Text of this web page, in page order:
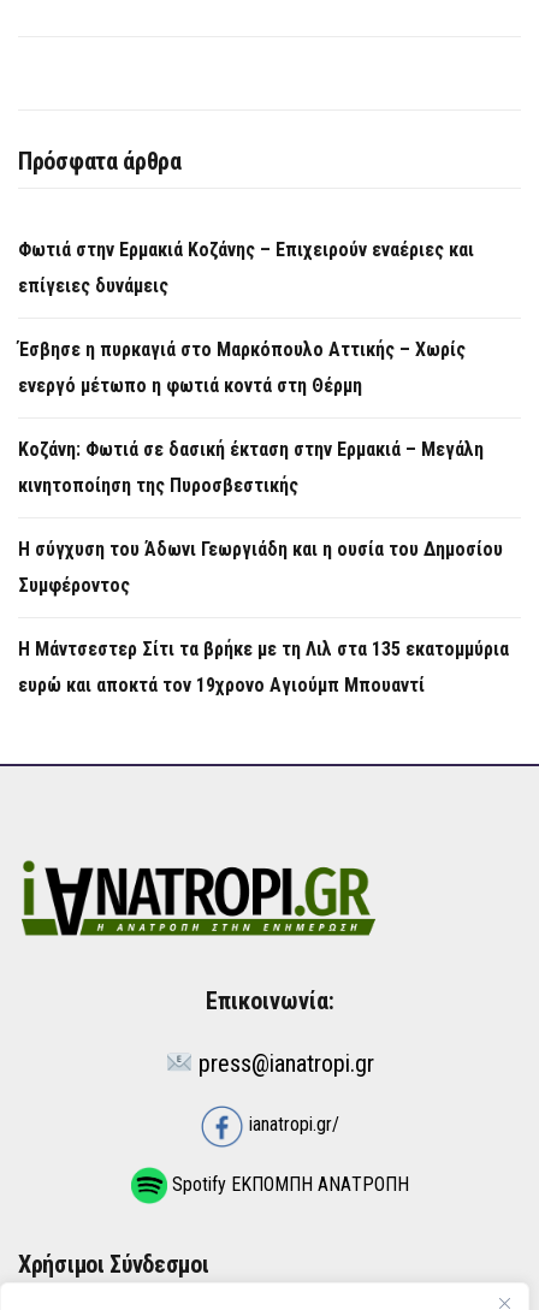
Πρόσφατα άρθρα
Φωτιά στην Ερμακιά Κοζάνης – Επιχειρούν εναέριες και
επίγειες δυνάμεις
Έσβησε η πυρκαγιά στο Μαρκόπουλο Αττικής – Χωρίς
ενεργό μέτωπο η φωτιά κοντά στη Θέρμη
Κοζάνη: Φωτιά σε δασική έκταση στην Ερμακιά – Μεγάλη
κινητοποίηση της Πυροσβεστικής
Η σύγχυση του Άδωνι Γεωργιάδη και η ουσία του Δημοσίου
Συμφέροντος
Η Μάντσεστερ Σίτι τα βρήκε με τη Λιλ στα 135 εκατομμύρια
ευρώ και αποκτά τον 19χρονο Αγιούμπ Μπουαντί
Επικοινωνία:
press@ianatropi.gr
ianatropi.gr/
Spotify ΕΚΠΟΜΠΗ ΑΝΑΤΡΟΠΗ
Χρήσιμοι Σύνδεσμοι